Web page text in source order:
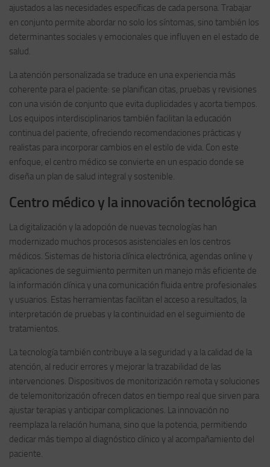
ajustados a las necesidades específicas de cada persona. Trabajar
en conjunto permite abordar no solo los síntomas, sino también los
determinantes sociales y emocionales que influyen en el estado de
salud.
La atención personalizada se traduce en una experiencia más
coherente para el paciente: se planifican citas, pruebas y revisiones
con una visión de conjunto que evita duplicidades y acorta tiempos.
Los equipos interdisciplinarios también facilitan la educación
continua del paciente, ofreciendo recomendaciones prácticas y
realistas para incorporar cambios en el estilo de vida. Con este
enfoque, el centro médico se convierte en un espacio donde se
diseña un plan de salud integral y sostenible.
Centro médico y la innovación tecnológica
La digitalización y la adopción de nuevas tecnologías han
modernizado muchos procesos asistenciales en los centros
médicos. Sistemas de historia clínica electrónica, agendas online y
aplicaciones de seguimiento permiten un manejo más eficiente de
la información clínica y una comunicación fluida entre profesionales
y usuarios. Estas herramientas facilitan el acceso a resultados, la
interpretación de pruebas y la continuidad en el seguimiento de
tratamientos.
La tecnología también contribuye a la seguridad y a la calidad de la
atención, al reducir errores y mejorar la trazabilidad de las
intervenciones. Dispositivos de monitorización remota y soluciones
de telemonitorización ofrecen datos en tiempo real que sirven para
ajustar terapias y anticipar complicaciones. La innovación no
reemplaza la relación humana, sino que la potencia, permitiendo
dedicar más tiempo al diagnóstico clínico y al acompañamiento del
paciente.